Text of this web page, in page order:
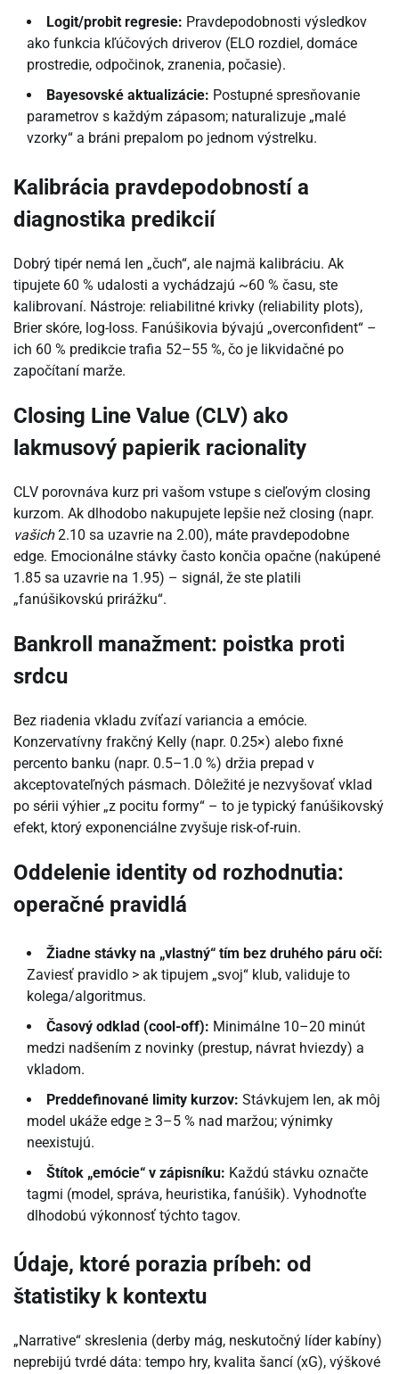
Logit/probit regresie: Pravdepodobnosti výsledkov
ako funkcia kľúčových driverov (ELO rozdiel, domáce
prostredie, odpočinok, zranenia, počasie).
Bayesovské aktualizácie: Postupné spresňovanie
parametrov s každým zápasom; naturalizuje „malé
vzorky“ a bráni prepalom po jednom výstrelku.
Kalibrácia pravdepodobností a
diagnostika predikcií
Dobrý tipér nemá len „čuch“, ale najmä kalibráciu. Ak
tipujete 60 % udalosti a vychádzajú ~60 % času, ste
kalibrovaní. Nástroje: reliabilitné krivky (reliability plots),
Brier skóre, log-loss. Fanúšikovia bývajú „overconfident“ –
ich 60 % predikcie trafia 52–55 %, čo je likvidačné po
započítaní marže.
Closing Line Value (CLV) ako
lakmusový papierik racionality
CLV porovnáva kurz pri vašom vstupe s cieľovým closing
kurzom. Ak dlhodobo nakupujete lepšie než closing (napr.
vašich2.10 sa uzavrie na 2.00), máte pravdepodobne
edge. Emocionálne stávky často končia opačne (nakúpené
1.85 sa uzavrie na 1.95) – signál, že ste platili
„fanúšikovskú prirážku“.
Bankroll manažment: poistka proti
srdcu
Bez riadenia vkladu zvíťazí variancia a emócie.
Konzervatívny frakčný Kelly (napr. 0.25×) alebo fixné
percento banku (napr. 0.5–1.0 %) držia prepad v
akceptovateľných pásmach. Dôležité je nezvyšovať vklad
po sérii výhier „z pocitu formy“ – to je typický fanúšikovský
efekt, ktorý exponenciálne zvyšuje risk-of-ruin.
Oddelenie identity od rozhodnutia:
operačné pravidlá
Žiadne stávky na „vlastný“ tím bez druhého páru očí:
Zaviesť pravidlo > ak tipujem „svoj“ klub, validuje to
kolega/algoritmus.
Časový odklad (cool-off): Minimálne 10–20 minút
medzi nadšením z novinky (prestup, návrat hviezdy) a
vkladom.
Preddefinované limity kurzov: Stávkujem len, ak môj
model ukáže edge ≥ 3–5 % nad maržou; výnimky
neexistujú.
Štítok „emócie“ v zápisníku: Každú stávku označte
tagmi (model, správa, heuristika, fanúšik). Vyhodnoťte
dlhodobú výkonnosť týchto tagov.
Údaje, ktoré porazia príbeh: od
štatistiky k kontextu
„Narrative“ skreslenia (derby mág, neskutočný líder kabíny)
neprebijú tvrdé dáta: tempo hry, kvalita šancí (xG), výškové